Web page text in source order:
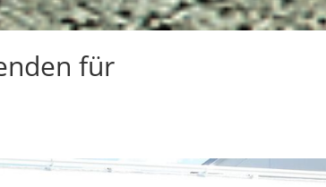
für